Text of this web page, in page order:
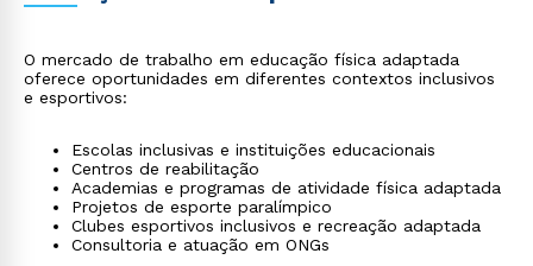
O mercado de trabalho em educação física adaptada
oferece oportunidades em diferentes contextos inclusivos
e esportivos:
Escolas inclusivas e instituições educacionais
Centros de reabilitação
Academias e programas de atividade física adaptada
Projetos de esporte paralímpico
Clubes esportivos inclusivos e recreação adaptada
Consultoria e atuação em ONGs